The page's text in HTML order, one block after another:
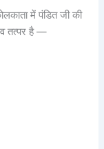
में पंडित जी की
तत्पर है —